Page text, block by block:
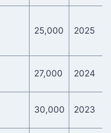
25,000 2025
27,000 2024
30,000 2023